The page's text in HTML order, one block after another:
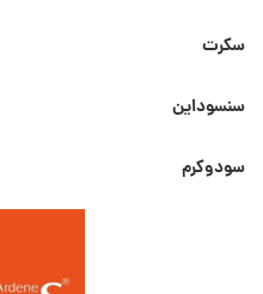
سکرت
سنسوداین
سودوکرم